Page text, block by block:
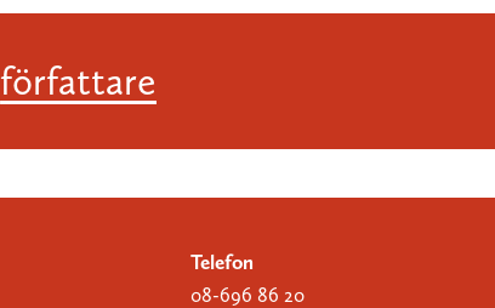
författare
Telefon
08-696 86 20